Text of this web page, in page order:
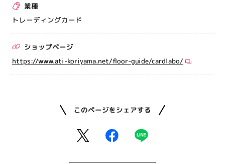
催事出店募集
アティビジョンについて
業種
トレーディングカード
ショップページ
https://www.ati-koriyama.net/floor-guide/cardlabo/
このページをシェアする